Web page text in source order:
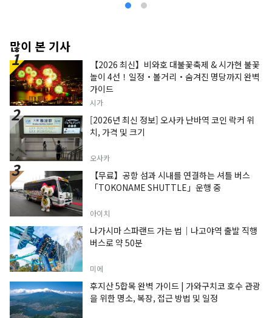
많이 본 기사
【2026 최신】비와호 대불꽃축제 & 시가현 불꽃
놀이 4선！일정・볼거리・숨겨진 명당까지 완벽
가이드
시가
[2026년 최신 정보] 오사카 난바역 코인 락커 위
치, 가격 및 크기
오사카
【무료】공항 섬과 시내를 연결하는 셔틀 버스
「TOKONAME SHUTTLE」운행 중
아이치
나가시마 스파랜드 가는 법｜나고야역 출발 직행
버스로 약 50분
미에
후지산 5합목 완벽 가이드 | 가와구치코 호수 관광
을 위한 명소, 복장, 접근 방법 및 일정